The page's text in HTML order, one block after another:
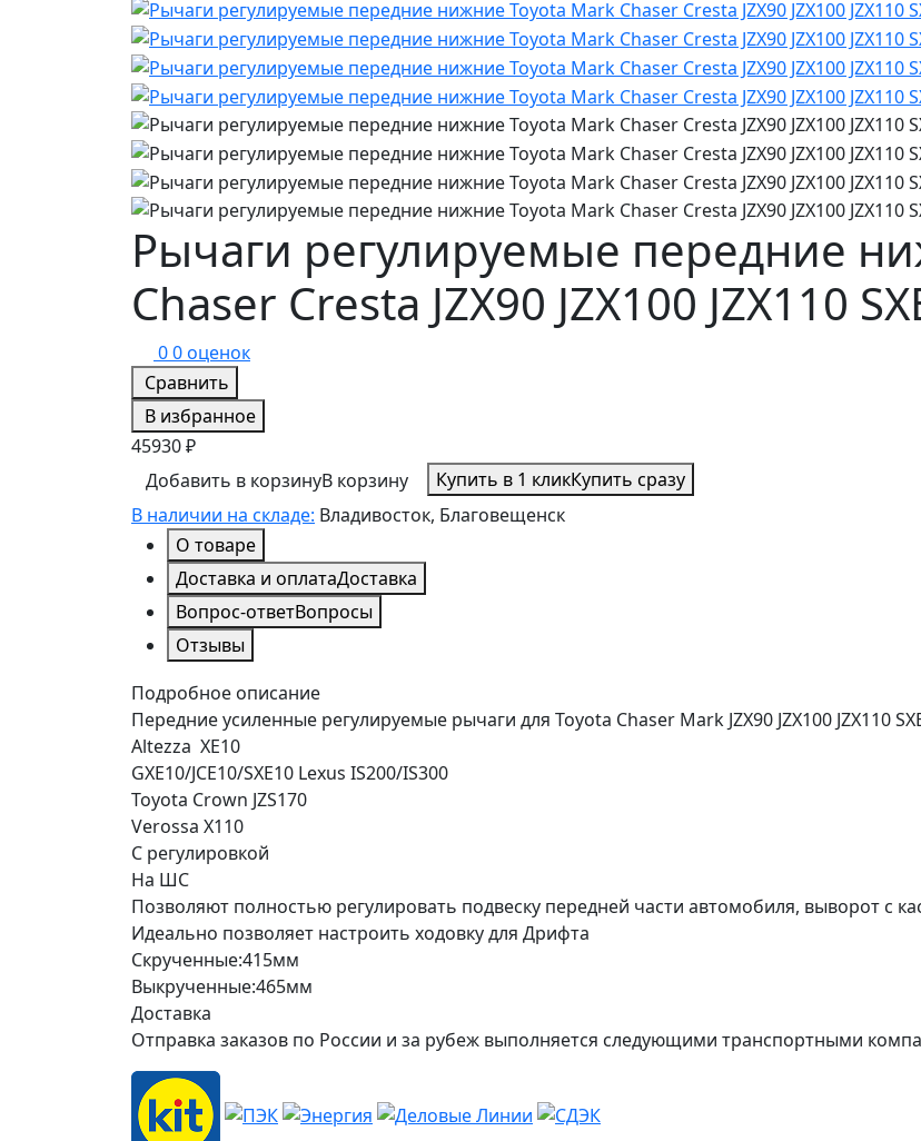
Рычаги регулируемые передние
Chaser Cresta JZX90 JZX100 JZX110
00 оценок
Сравнить
В избранное
45930 ₽
Добавить в корзинуВ корзину Купить в 1 кликКупить сразу
В наличии на складе: Владивосток, Благовещенск
О товаре
Доставка и оплатаДоставка
Вопрос-ответВопросы
Отзывы
Подробное описание
Передние усиленные регулируемые рычаги для Toyota Chaser Mark JZX90 JZX100 JZX110
Altezza XE10
GXE10/JCE10/SXE10 Lexus IS200/IS300
Toyota Crown JZS170
Verossa X110
С регулировкой
На ШС
Позволяют полностью регулировать подвеску передней части автомобиля, выворот с
Идеально позволяет настроить ходовку для Дрифта
Скрученные:415мм
Выкрученные:465мм
Доставка
Отправка заказов по России и за рубеж выполняется следующими транспортными